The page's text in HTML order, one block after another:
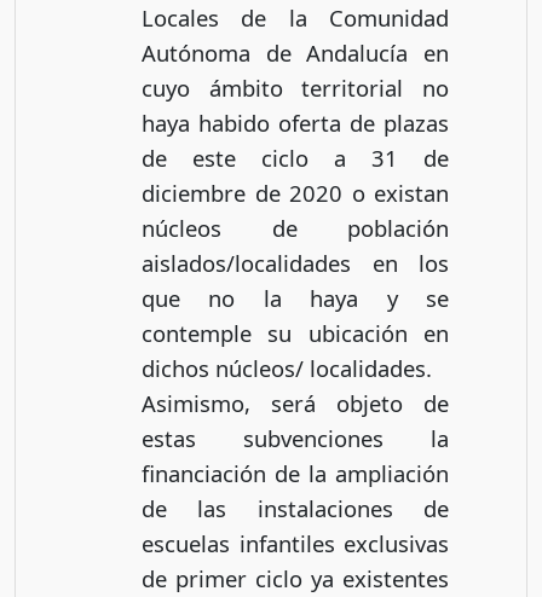
Locales de la Comunidad
Autónoma de Andalucía en
cuyo ámbito territorial no
haya habido oferta de plazas
de este ciclo a 31 de
diciembre de 2020 o existan
núcleos de población
aislados/localidades en los
que no la haya y se
contemple su ubicación en
dichos núcleos/ localidades.
Asimismo, será objeto de
estas subvenciones la
financiación de la ampliación
de las instalaciones de
escuelas infantiles exclusivas
de primer ciclo ya existentes